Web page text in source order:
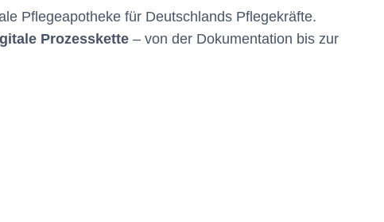
Pflegeapotheke für Deutschlands Pflegekräfte.
Prozesskette – von der Dokumentation bis zur